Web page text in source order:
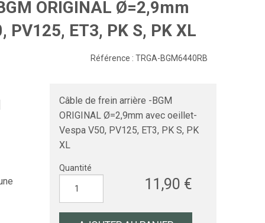
ORIGINAL Ø=2,9mm
ET3, PK S, PK XL
Référence : TRGA-BGM6440RB
Câble de frein arrière -BGM
ORIGINAL Ø=2,9mm avec oeillet-
Vespa V50, PV125, ET3, PK S, PK
XL
Quantité
11,90 €